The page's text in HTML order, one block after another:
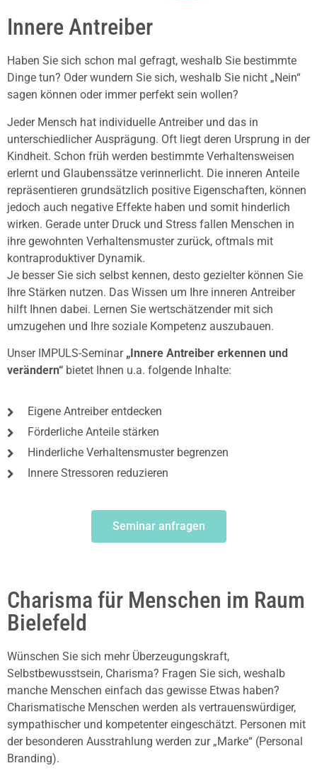
Innere Antreiber
Haben Sie sich schon mal gefragt, weshalb Sie bestimmte
Dinge tun? Oder wundern Sie sich, weshalb Sie nicht „Nein“
sagen können oder immer perfekt sein wollen?
Jeder Mensch hat individuelle Antreiber und das in
unterschiedlicher Ausprägung. Oft liegt deren Ursprung in der
Kindheit. Schon früh werden bestimmte Verhaltensweisen
erlernt und Glaubenssätze verinnerlicht. Die inneren Anteile
repräsentieren grundsätzlich positive Eigenschaften, können
jedoch auch negative Effekte haben und somit hinderlich
wirken. Gerade unter Druck und Stress fallen Menschen in
ihre gewohnten Verhaltensmuster zurück, oftmals mit
kontraproduktiver Dynamik.
Je besser Sie sich selbst kennen, desto gezielter können Sie
Ihre Stärken nutzen. Das Wissen um Ihre inneren Antreiber
hilft Ihnen dabei. Lernen Sie wertschätzender mit sich
umzugehen und Ihre soziale Kompetenz auszubauen.
Unser IMPULS-Seminar „Innere Antreiber erkennen und
verändern“ bietet Ihnen u.a. folgende Inhalte:
Eigene Antreiber entdecken
Förderliche Anteile stärken
Hinderliche Verhaltensmuster begrenzen
Innere Stressoren reduzieren
Seminar anfragen
Charisma für Menschen im Raum
Bielefeld
Wünschen Sie sich mehr Überzeugungskraft,
Selbstbewusstsein, Charisma? Fragen Sie sich, weshalb
manche Menschen einfach das gewisse Etwas haben?
Charismatische Menschen werden als vertrauenswürdiger,
sympathischer und kompetenter eingeschätzt. Personen mit
der besonderen Ausstrahlung werden zur „Marke“ (Personal
Branding).